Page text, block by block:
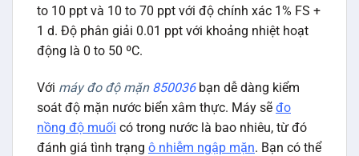
to 10 ppt và 10 to 70 ppt với độ chính xác 1% FS +
1 d. Độ phân giải 0.01 ppt với khoảng nhiệt hoạt
động là 0 to 50 ºC.
Với máy đo độ mặn850036bạn dễ dàng kiểm
soát độ mặn nước biển xâm thực. Máy sẽ đo
nồng độ muối có trong nước là bao nhiêu, từ đó
đánh giá tình trạng ô nhiễm ngập mặn. Bạn có thể